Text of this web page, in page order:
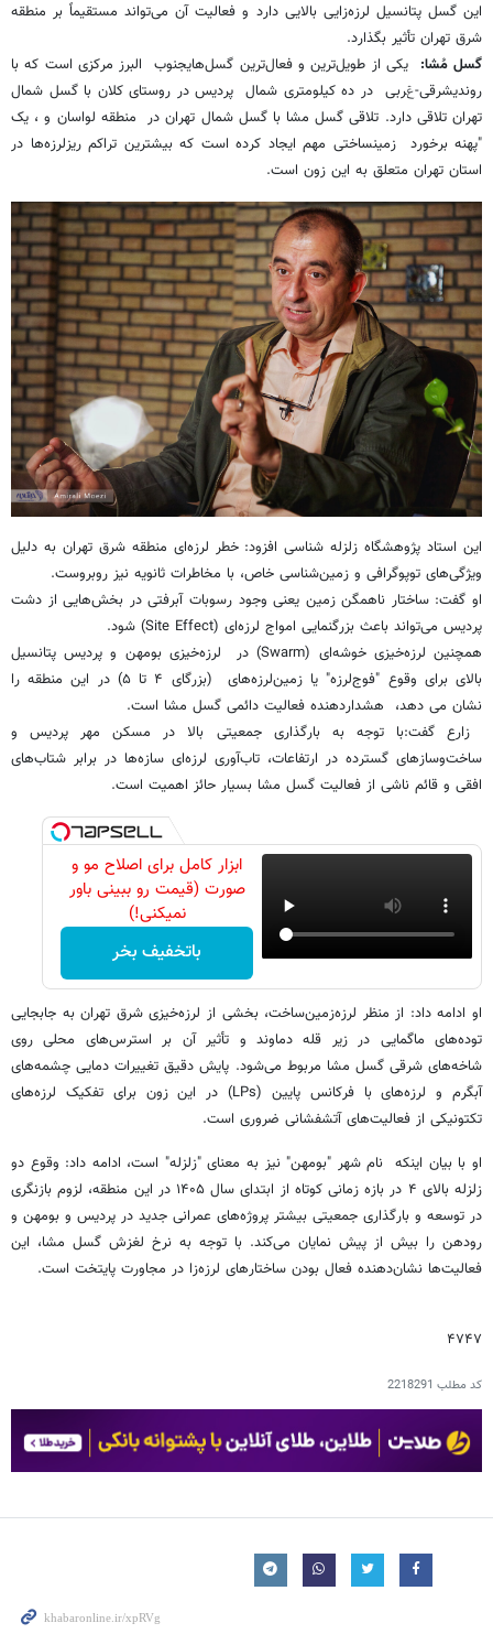
این گسل پتانسیل لرزه‌زایی بالایی دارد و فعالیت آن می‌تواند مستقیماً بر منطقه
شرق تهران تأثیر بگذارد.
​گسل مُشا: یکی از طویل‌ترین و فعال‌ترین گسل‌هایجنوب البرز مرکزی است که با
روندیشرقی-ݝربی در ده کیلومتری شمال پردیس در روستای کلان با گسل شمال
تهران تلاقی دارد. تلاقی گسل مشا با گسل شمال تهران در منطقه لواسان و ، یک
"پهنه برخورد زمینساختی مهم ایجاد کرده است که بیشترین تراکم ریزلرزه‌ها در
استان تهران متعلق به این زون است.
این استاد پژوهشگاه زلزله شناسی افزود: خطر لرزه‌ای ​منطقه شرق تهران به دلیل
ویژگی‌های توپوگرافی و زمین‌شناسی خاص، با مخاطرات ثانویه نیز روبروست.
​او گفت: ساختار ناهمگن زمین یعنی وجود رسوبات آبرفتی در بخش‌هایی از دشت
پردیس می‌تواند باعث بزرگنمایی امواج لرزه‌ای (Site Effect) شود.
​همچنین لرزه‌خیزی خوشه‌ای (Swarm) در لرزه‌خیزی بومهن و پردیس پتانسیل
بالای برای وقوع "فوج‌لرزه" یا زمین‌لرزه‌های (بزرگای ۴ تا ۵) در این منطقه را
نشان می دهد، هشداردهنده فعالیت دائمی گسل مشا است.
​ زارع گفت:با توجه به بارگذاری جمعیتی بالا در مسکن مهر پردیس و
ساخت‌وسازهای گسترده در ارتفاعات، تاب‌آوری لرزه‌ای سازه‌ها در برابر شتاب‌های
افقی و قائم ناشی از فعالیت گسل مشا بسیار حائز اهمیت است.
ابزار کامل برای اصلاح مو و
صورت (قیمت رو ببینی باور
نمیکنی!)
باتخفیف بخر
​او ادامه داد: از منظر لرزه‌زمین‌ساخت، بخشی از لرزه‌خیزی شرق تهران به جابجایی
توده‌های ماگمایی در زیر قله دماوند و تأثیر آن بر استرس‌های محلی روی
شاخه‌های شرقی گسل مشا مربوط می‌شود. پایش دقیق تغییرات دمایی چشمه‌های
آبگرم و لرزه‌های با فرکانس پایین (LPs) در این زون برای تفکیک لرزه‌های
تکتونیکی از فعالیت‌های آتشفشانی ضروری است.
​او با بیان اینکه نام شهر "بومهن" نیز به معنای "زلزله" است، ادامه داد: وقوع دو
زلزله بالای ۴ در بازه زمانی کوتاه از ابتدای سال ۱۴۰۵ در این منطقه، لزوم بازنگری
در توسعه و بارگذاری جمعیتی بیشتر پروژه‌های عمرانی جدید در پردیس و بومهن و
رودهن را بیش از پیش نمایان می‌کند. با توجه به نرخ لغزش گسل مشا، این
فعالیت‌ها نشان‌دهنده فعال بودن ساختارهای لرزه‌زا در مجاورت پایتخت است.
۴۷۴۷
کد مطلب 2218291